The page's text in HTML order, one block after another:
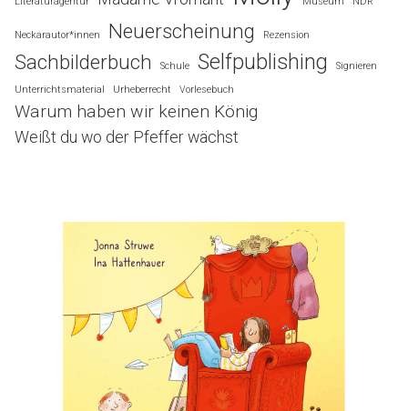
Neckarautor*innen Neuerscheinung Rezension
Sachbilderbuch Schule Selfpublishing
Signieren
Unterrichtsmaterial
Urheberrecht Vorlesebuch
Warum haben wir keinen König
Weißt du wo der Pfeffer wächst